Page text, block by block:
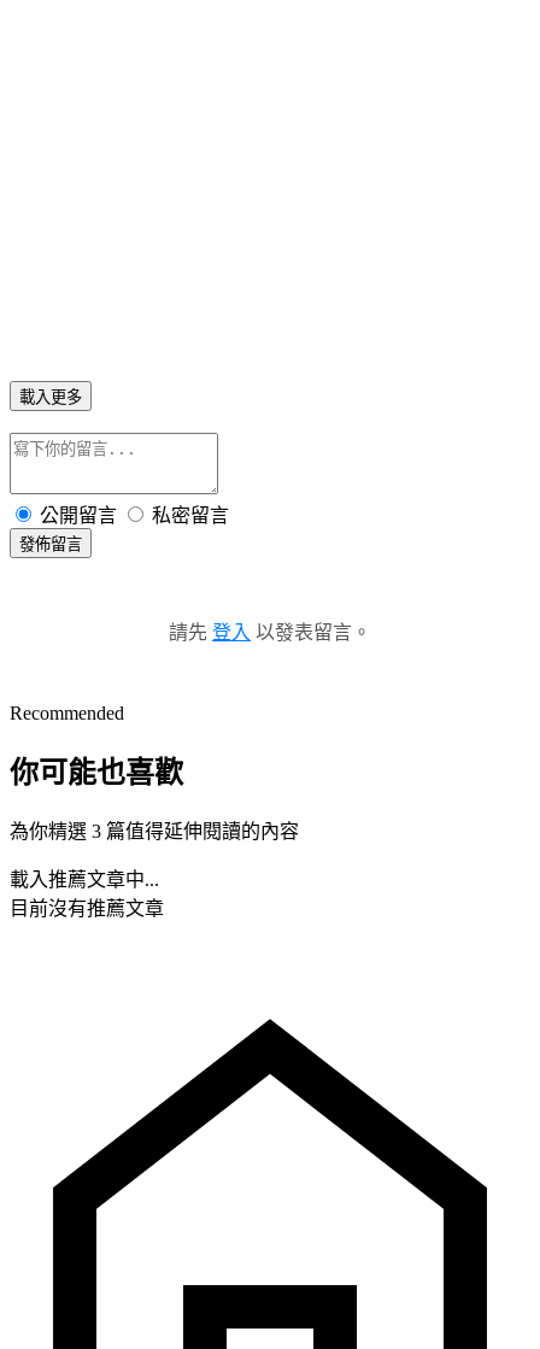
載入更多
公開留言 私密留言
發佈留言
請先 登入 以發表留言。
Recommended
你可能也喜歡
為你精選 3 篇值得延伸閱讀的內容
載入推薦文章中...
目前沒有推薦文章